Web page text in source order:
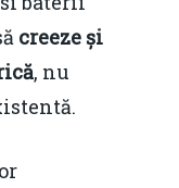
creeze și
, nu